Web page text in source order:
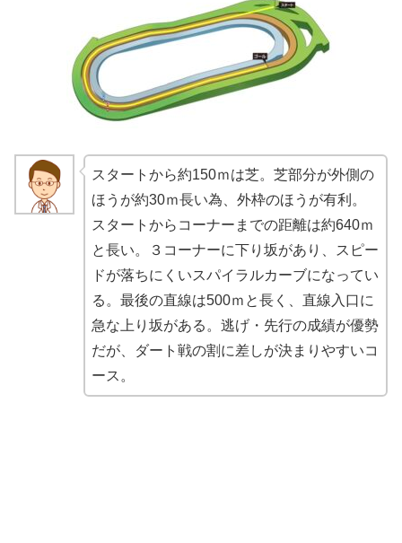
スタートから約150ｍは芝。芝部分が外側の
ほうが約30ｍ長い為、外枠のほうが有利。
スタートからコーナーまでの距離は約640ｍ
と長い。３コーナーに下り坂があり、スピー
ドが落ちにくいスパイラルカーブになってい
る。最後の直線は500ｍと長く、直線入口に
急な上り坂がある。逃げ・先行の成績が優勢
だが、ダート戦の割に差しが決まりやすいコ
ース。